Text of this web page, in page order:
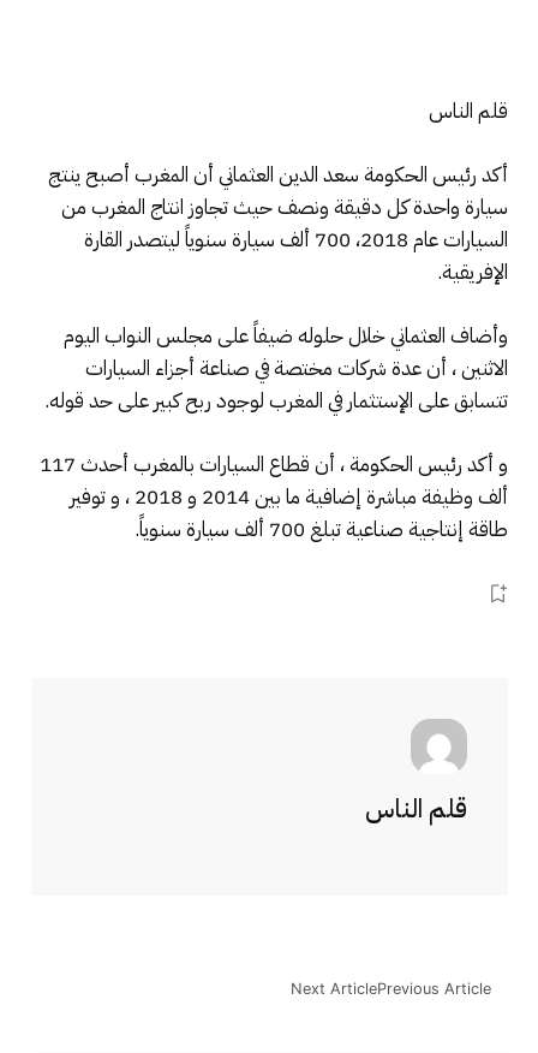
قلم الناس
أكد رئيس الحكومة سعد الدين العثماني أن المغرب أصبح ينتج
سيارة واحدة كل دقيقة ونصف حيث تجاوز انتاج المغرب من
السيارات عام 2018، 700 ألف سيارة سنوياً ليتصدر القارة
الإفريقية.
وأضاف العثماني خلال حلوله ضيفاً على مجلس النواب اليوم
الاثنين ، أن عدة شركات مختصة في صناعة أجزاء السيارات
تتسابق على الإستثمار في المغرب لوجود ربح كبير على حد قوله.
و أكد رئيس الحكومة ، أن قطاع السيارات بالمغرب أحدث 117
ألف وظيفة مباشرة إضافية ما بين 2014 و 2018 ، و توفير
طاقة إنتاجية صناعية تبلغ 700 ألف سيارة سنوياً.
قلم الناس
Previous Article
Next Article